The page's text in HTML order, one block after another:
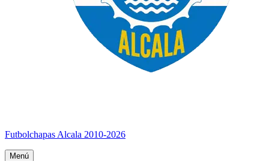
Futbolchapas Alcala 2010-2026
Menú